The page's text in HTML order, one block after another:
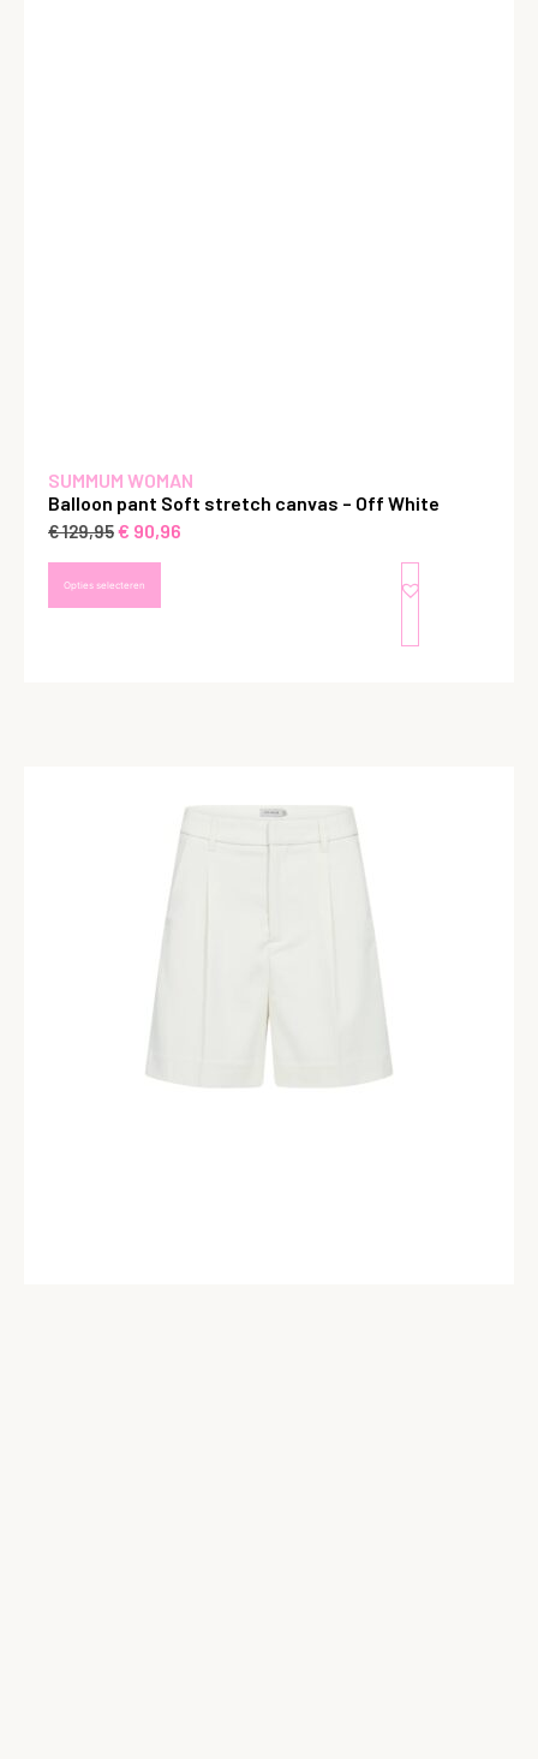
SUMMUM WOMAN
Balloon pant Soft stretch canvas – Off White
€129,95€ 90,96
Opties selecteren